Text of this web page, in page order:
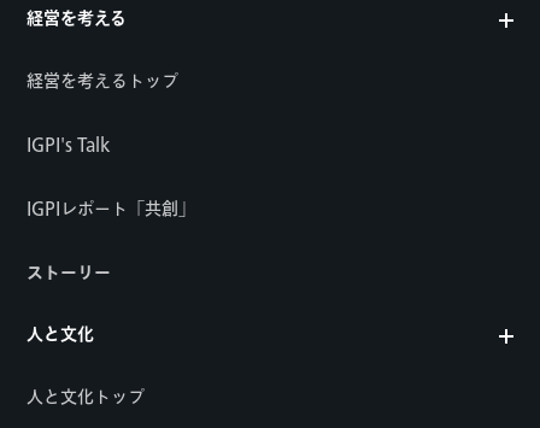
経営を考える
経営を考えるトップ
IGPI's Talk
IGPIレポート「共創」
ストーリー
人と文化
人と文化トップ